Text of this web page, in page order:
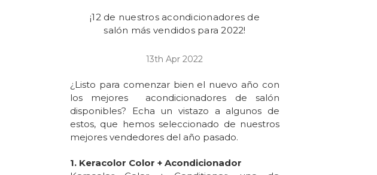
¡12 de nuestros acondicionadores de
salón más vendidos para 2022!
13th Apr 2022
¿Listo para comenzar bien el nuevo año con
los mejores acondicionadores de salón
disponibles? Echa un vistazo a algunos de
estos, que hemos seleccionado de nuestros
mejores vendedores del año pasado.
1. Keracolor Color + Acondicionador